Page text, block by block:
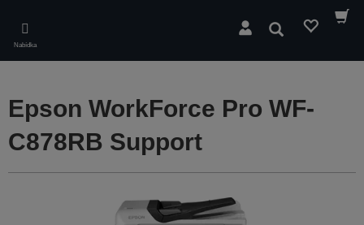
main
content
Nabídka
Hledat
Epson WorkForce Pro WF-
C878RB Support